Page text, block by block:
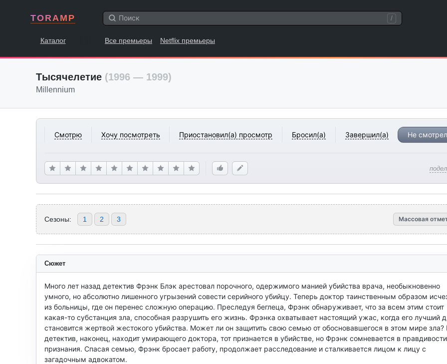
TORAMP /
Каталог Все премьеры Netflix премьеры
Тысячелетие (1996 — 1999)
Millennium
Смотрю Хочу посмотреть Приостановил(а) просмотр Бросил(а) Завершил(а) Не
Сезоны: 1 2 3 Массовая
Сюжет
Много лет назад детектив Фрэнк Блэк арестовал порочного, одержимого манией убийства врача, необыкновенно
умного, но абсолютно лишенного угрызений совести серийного убийцу. Теперь доктор таинственным образом
из больницы, где он перенес сложную операцию. Преследуя беглеца, Фрэнк обнаруживает, что за всем этим стоит
какая-то субстанция зла, способная разрушить его жизнь. Фрэнка охватывает настоящий ужас, когда его лучший
становится жертвой жестокого убийства. Может ли он защитить свою семью от обосновавшегося в этом мире зла?
детектив, наконец, находит умирающего доктора, тот признается в убийстве, но Фрэнк сомневается в правдивости
признания. Спасая семью, Фрэнк бросает работу, продолжает расследование и сталкивается лицом к лицу с
загадочным адвокатом.